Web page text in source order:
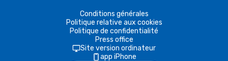
Conditions générales
Politique relative aux cookies
Politique de confidentialité
Press office
Site version ordinateur
app iPhone